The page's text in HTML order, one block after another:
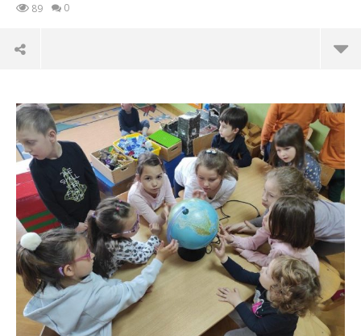
89 0
TRENUTNO OTVORENO
Dan planeta Zemlje u Vrtiću Suncokret